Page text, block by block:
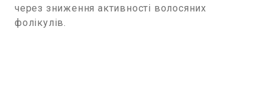
через зниження активності волосяних
фолікулів.